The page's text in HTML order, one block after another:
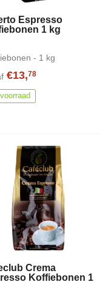
Espresso
1 kg
- 1 kg
€13,78
Crema
Koffiebonen 1